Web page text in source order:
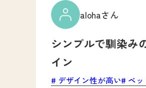
シンプルで馴染み
イン
デザイン性が高い ペ
alohaさん